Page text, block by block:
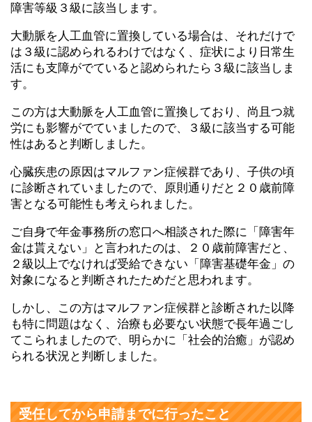
障害等級３級に該当します。
大動脈を人工血管に置換している場合は、それだけで
は３級に認められるわけではなく、症状により日常生
活にも支障がでていると認められたら３級に該当しま
す。
この方は大動脈を人工血管に置換しており、尚且つ就
労にも影響がでていましたので、３級に該当する可能
性はあると判断しました。
心臓疾患の原因はマルファン症候群であり、子供の頃
に診断されていましたので、原則通りだと２０歳前障
害となる可能性も考えられました。
ご自身で年金事務所の窓口へ相談された際に「障害年
金は貰えない」と言われたのは、２０歳前障害だと、
２級以上でなければ受給できない「障害基礎年金」の
対象になると判断されたためだと思われます。
しかし、この方はマルファン症候群と診断された以降
も特に問題はなく、治療も必要ない状態で長年過ごし
てこられましたので、明らかに「社会的治癒」が認め
られる状況と判断しました。
受任してから申請までに行ったこと